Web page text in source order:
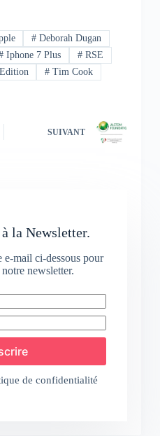
# Deborah Dugan
Iphone 7 Plus # RSE
# Tim Cook
SUIVANT
la Newsletter.
e-mail ci-dessous pour
newsletter.
de confidentialité